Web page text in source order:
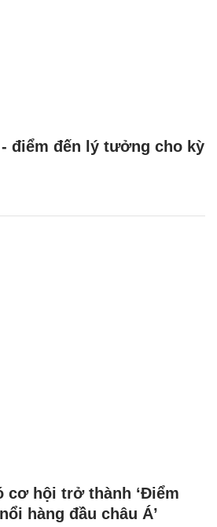
- điểm đến lý tưởng cho kỳ
cơ hội trở thành ‘Điểm
hàng đầu châu Á’